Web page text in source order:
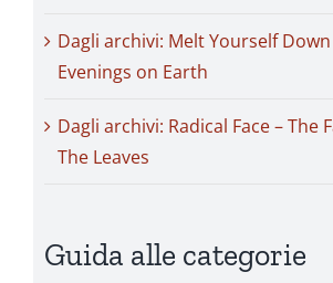
Dagli archivi: Melt Yourself
Evenings on Earth
Dagli archivi: Radical Face – The
The Leaves
Guida alle categorie